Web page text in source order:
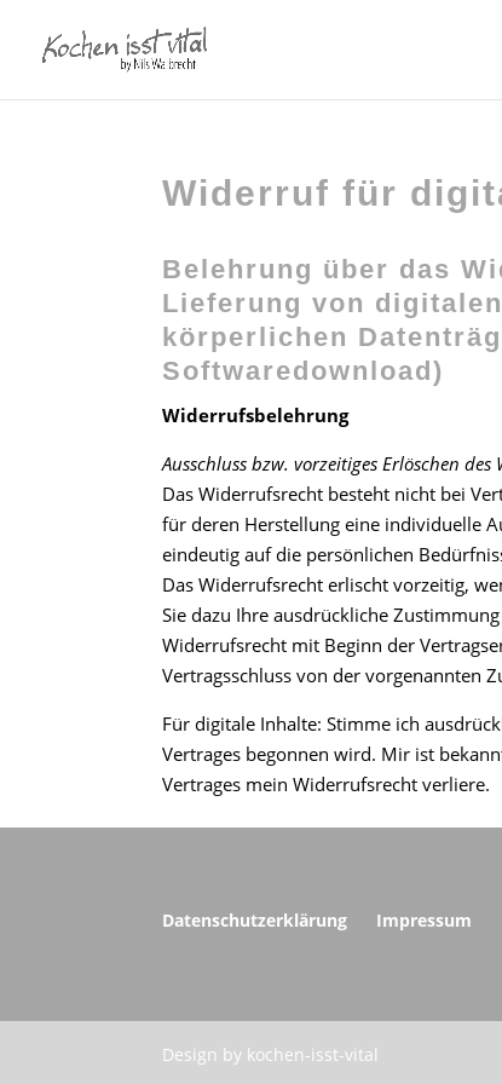
Widerruf für
Belehrung über das
Lieferung von
körperlichen
Softwaredownload)
Widerrufsbelehrung
Ausschluss bzw. vorzeitiges Erlöschen
Das Widerrufsrecht besteht nicht bei
für deren Herstellung eine individuelle
eindeutig auf die persönlichen
Das Widerrufsrecht erlischt vorzeitig,
Sie dazu Ihre ausdrückliche
Widerrufsrecht mit Beginn der
Vertragsschluss von der vorgenannten
Für digitale Inhalte: Stimme ich
Vertrages begonnen wird. Mir ist
Vertrages mein Widerrufsrecht verliere.
Datenschutzerklärung Impressum
Design by kochen-isst-vital